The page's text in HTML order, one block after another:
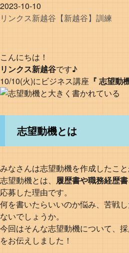
2023-10-10
リンクス新越谷 【新越谷】訓練
こんにちは！
リンクス新越谷です♪
10/10(火)にビジネス講座 『 志望動
志望動機とは
みなさんは志望動機を作成したこ
志望動機とは、 履歴書や職務経歴
応募した理由です。
何を書いたらいいのか悩み、苦戦
ないでしょうか。
今回はそんな志望動機について、
をお伝えしました！